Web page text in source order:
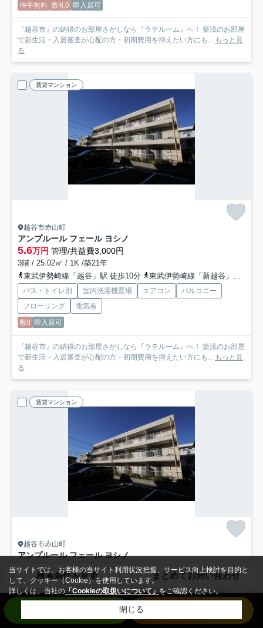
仲手無料 敷礼0 即入居可
『越谷市』の納得のお部屋さがしなら『ラテルーム』へ！ 築浅のお部屋
で新生活・入居審査が心配の方・初期費用を抑えたい方にも... もっと見
る
賃貸マンション
越谷市赤山町
アンプルール フェール ヨシノ
5.6万円 管理/共益費3,000円
3階 / 25.02㎡ / 1K /築21年
東武伊勢崎線「越谷」駅 徒歩10分
東武伊勢崎線「新越谷」駅 徒歩19分
バス・トイレ別 室内洗濯機置場 エアコン
バルコニー
フローリング
電気有
敷0 即入居可
『越谷市』の納得のお部屋さがしなら『ラテルーム』へ！ 築浅のお部屋
で新生活・入居審査が心配の方・初期費用を抑えたい方にも...
もっと見
る
賃貸マンション
越谷市赤山町
アンプルール フェール ヨシノ
5.6 万円 管理/共益費3,000円
3階 / 25.02㎡ / 1K /築21年
東武伊勢崎線「越谷」駅 徒歩10分
東武伊勢崎線「新越谷」駅 徒歩19分
室内洗濯機置場
フローリング
電気有
検索条件を変更 まとめてお問い合わせ
当サイトでは、お客様の当サイト利用状況把握、サービス向上検討を目的と
して、クッキー（Cookie）を使用しています。
詳しくは、当社の「Cookieの取扱いについて」をご確認ください。
閉じる